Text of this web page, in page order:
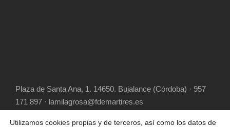
Plaza de Santa Ana, 1. 14650. Bujalance (Córdoba) · 957
171 897 · lamilagrosa@fdemartires.es
Utilizamos cookies propias y de terceros, así como los datos de